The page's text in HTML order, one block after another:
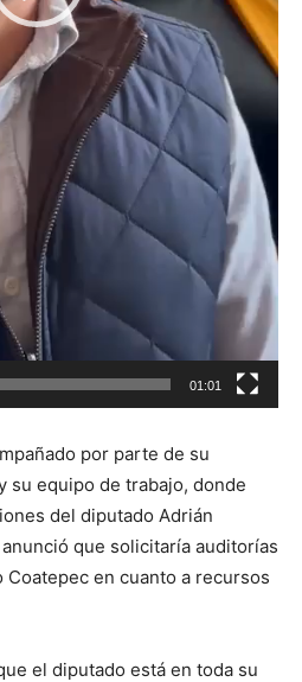
01:01
por parte de su
su equipo de trabajo, donde
del diputado Adrián
que solicitaría auditorías
en cuanto a recursos
el diputado está en toda su